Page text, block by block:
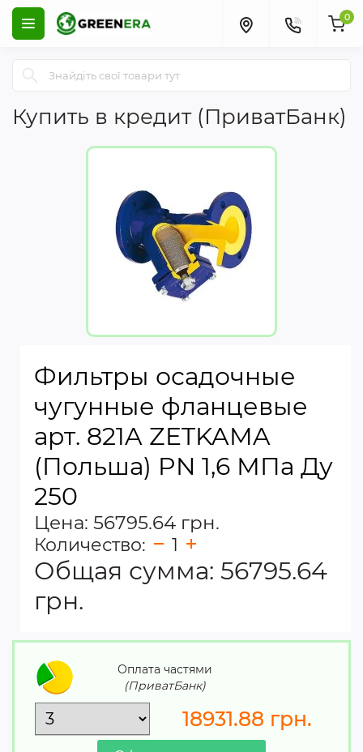
0
Купить в кредит (ПриватБанк)
Фильтры осадочные
чугунные фланцевые
арт. 821A ZETKAMA
(Польша) PN 1,6 МПа Ду
250
Цена: 56795.64 грн.
Количество: 1
Общая сумма: 56795.64
грн.
Оплата частями
(ПриватБанк)
18931.88 грн.